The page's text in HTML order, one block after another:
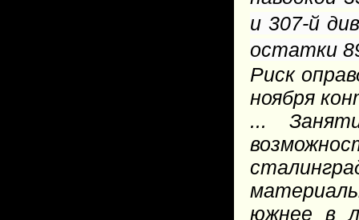
и 307-й
остатки
Риск
ноября
...
южнее в